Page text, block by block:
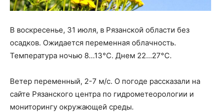
В воскресенье, 31 июля, в Рязанской области без
осадков. Ожидается переменная облачность.
Температура ночью 8…13°С. Днем 22…27°С.
Ветер переменный, 2-7 м/с. О погоде рассказали на
сайте Рязанского центра по гидрометеорологии и
мониторингу окружающей среды.